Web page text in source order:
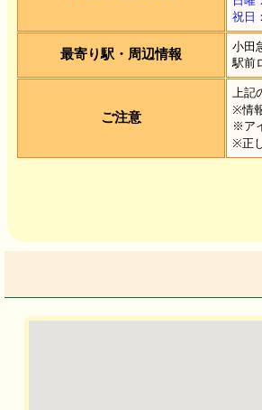
祝日：
最寄り駅・周辺情報
小田
駅前
ご注意
上
※情
※ア
※正